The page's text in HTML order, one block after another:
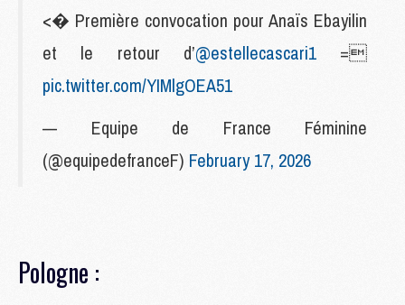
<� Première convocation pour Anaïs Ebayilin
et le retour d’@estellecascari1=
pic.twitter.com/YIMlgOEA51
— Equipe de France Féminine
(@equipedefranceF) February 17, 2026
Pologne :